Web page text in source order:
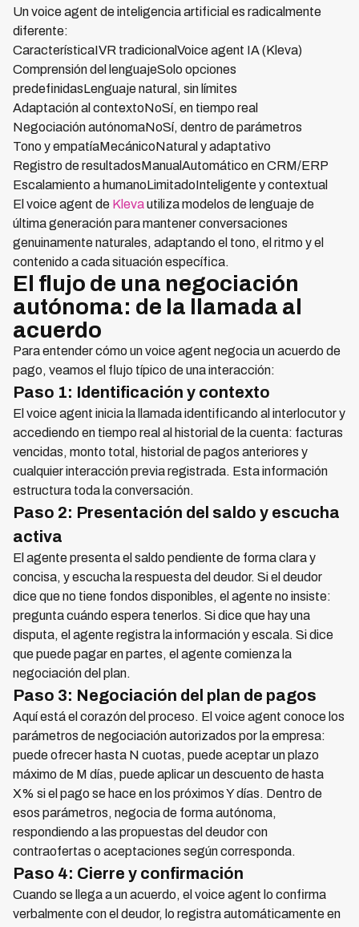
Un voice agent de inteligencia artificial es radicalmente
diferente:
CaracterísticaIVR tradicionalVoice agent IA (Kleva)
Comprensión del lenguajeSolo opciones
predefinidasLenguaje natural, sin límites
Adaptación al contextoNoSí, en tiempo real
Negociación autónomaNoSí, dentro de parámetros
Tono y empatíaMecánicoNatural y adaptativo
Registro de resultadosManualAutomático en CRM/ERP
Escalamiento a humanoLimitadoInteligente y contextual
El voice agent de Klevautiliza modelos de lenguaje de
última generación para mantener conversaciones
genuinamente naturales, adaptando el tono, el ritmo y el
contenido a cada situación específica.
El flujo de una negociación
autónoma: de la llamada al
acuerdo
Para entender cómo un voice agent negocia un acuerdo de
pago, veamos el flujo típico de una interacción:
Paso 1: Identificación y contexto
El voice agent inicia la llamada identificando al interlocutor y
accediendo en tiempo real al historial de la cuenta: facturas
vencidas, monto total, historial de pagos anteriores y
cualquier interacción previa registrada. Esta información
estructura toda la conversación.
Paso 2: Presentación del saldo y escucha
activa
El agente presenta el saldo pendiente de forma clara y
concisa, y escucha la respuesta del deudor. Si el deudor
dice que no tiene fondos disponibles, el agente no insiste:
pregunta cuándo espera tenerlos. Si dice que hay una
disputa, el agente registra la información y escala. Si dice
que puede pagar en partes, el agente comienza la
negociación del plan.
Paso 3: Negociación del plan de pagos
Aquí está el corazón del proceso. El voice agent conoce los
parámetros de negociación autorizados por la empresa:
puede ofrecer hasta N cuotas, puede aceptar un plazo
máximo de M días, puede aplicar un descuento de hasta
X% si el pago se hace en los próximos Y días. Dentro de
esos parámetros, negocia de forma autónoma,
respondiendo a las propuestas del deudor con
contraofertas o aceptaciones según corresponda.
Paso 4: Cierre y confirmación
Cuando se llega a un acuerdo, el voice agent lo confirma
verbalmente con el deudor, lo registra automáticamente en